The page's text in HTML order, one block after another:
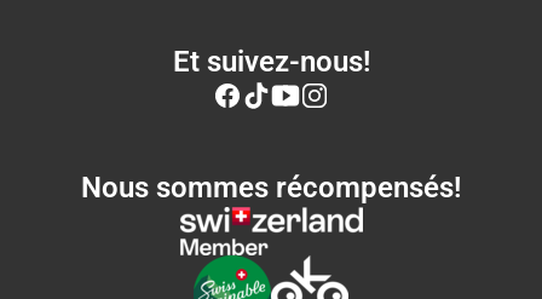
Et suivez-nous!
Nous sommes récompensés!